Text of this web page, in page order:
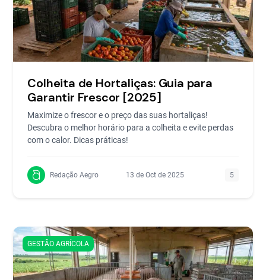
Colheita de Hortaliças: Guia para
Garantir Frescor [2025]
Maximize o frescor e o preço das suas hortaliças!
Descubra o melhor horário para a colheita e evite perdas
com o calor. Dicas práticas!
Redação Aegro 13 de Oct de 2025 5
GESTÃO AGRÍCOLA